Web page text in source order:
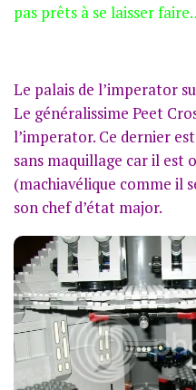
pas prêts à se laisser
Le palais de l’imperator
Le généralissime Peet
l’imperator. Ce dernier
sans maquillage car il est
(machiavélique comme il
son chef d’état major.